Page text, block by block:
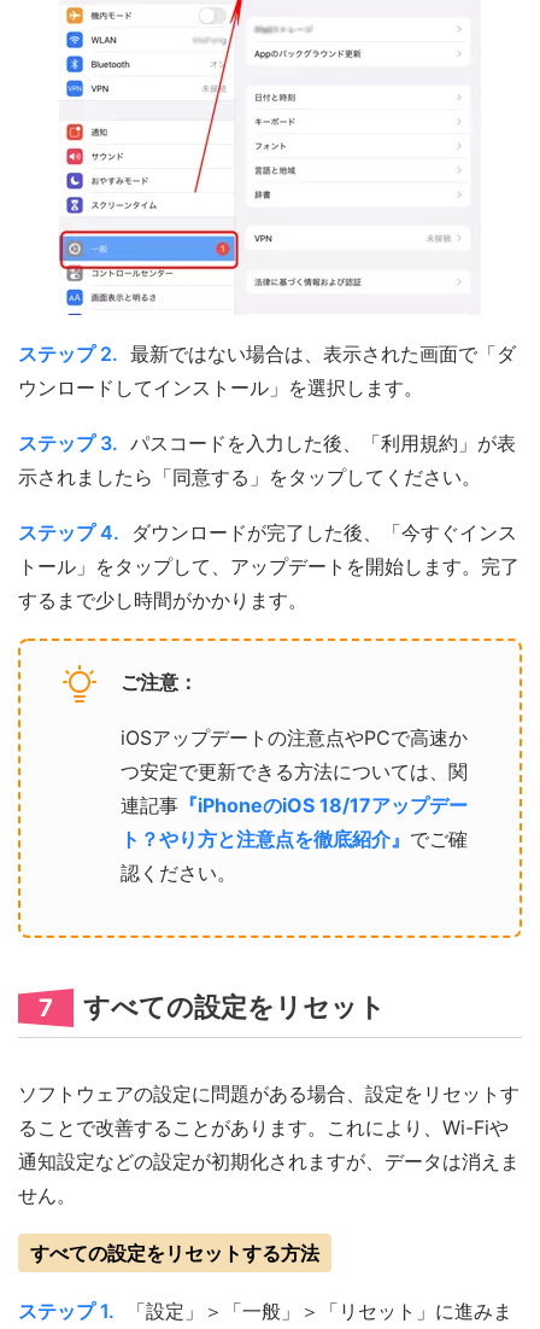
ステップ 2. 最新ではない場合は、表示された画面で「ダ
ウンロードしてインストール」を選択します。
ステップ 3. パスコードを入力した後、「利用規約」が表
示されましたら「同意する」をタップしてください。
ステップ 4.
ダウンロードが完了した後、「今すぐインス
トール」をタップして、アップデートを開始します。完了
するまで少し時間がかかります。
ご注意：
iOSアップデートの注意点やPCで高速か
つ安定で更新できる方法については、関
連記事 『iPhoneのiOS 18/17アップデー
ト？やり方と注意点を徹底紹介』 でご確
認ください。
7 すべての設定をリセット
ソフトウェアの設定に問題がある場合、設定をリセットす
ることで改善することがあります。これにより、Wi-Fiや
通知設定などの設定が初期化されますが、データは消えま
せん。
すべての設定をリセットする方法
ステップ 1.
「設定」＞「一般」＞「リセット」に進みま